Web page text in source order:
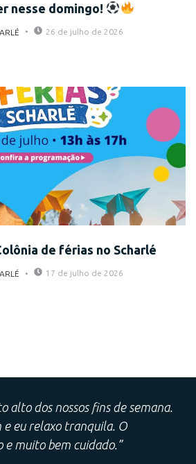
nesse domingo!
26 de julho de 2026
de férias no Scharlé
17 de julho de 2026
alto dos nossos fins de semana.
e eu relaxo tranquila. O
e muito bem cuidado.”